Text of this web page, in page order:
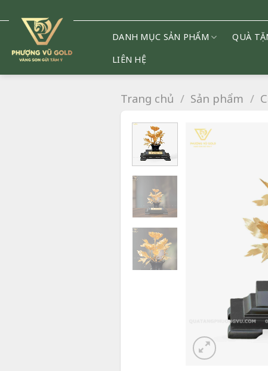
đến
dung
DANH MỤC SẢN PHẨM QUÀ
LIÊN HỆ
Trang chủ / Sản phẩm /